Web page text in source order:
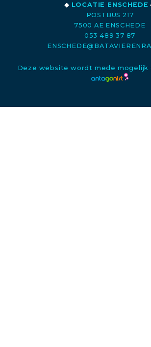
◆ LOCATIE ENSCHEDE
POSTBUS 217
7500 AE ENSCHEDE
053 489 37 87
Deze website wordt mede mogelijk